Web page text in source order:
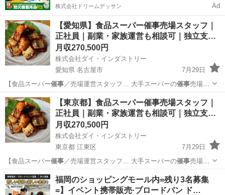
株式会社ドリームデッサン Ad
【愛知県】食品スーパー催事売場スタッフ｜
正社員｜副業・家族運営も相談可｜独立支…
月収270,500円
株式会社ダイ・インダストリー
愛知県 名古屋市
7月29日
【食品スーパー催事 ／売場運営スタッフ… 大手スーパーの催事売場で
海産物・珍味… など大手スーパーの催事売場で、 海産物…
愛知 名古屋市 販売 催事
【東京都】食品スーパー催事売場スタッフ｜
正社員｜副業・家族運営も相談可｜独立支…
月収270,500円
株式会社ダイ・インダストリー
東京都 江東区
7月29日
【食品スーパー催事 ／売場運営スタッフ… 大手スーパーの催事売場で
海産物・珍味… など大手スーパーの催事売場で、 海産物…
東京 江東区 販売 催事
福岡のショッピングモール内=残り3名募集
=】イベント携帯販売·ブロードバン ド…